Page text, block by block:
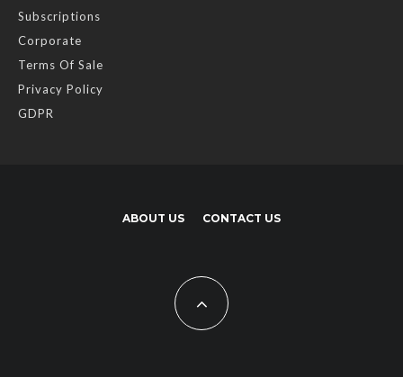
Subscriptions
Corporate
Terms Of Sale
Privacy Policy
GDPR
ABOUT US CONTACT US